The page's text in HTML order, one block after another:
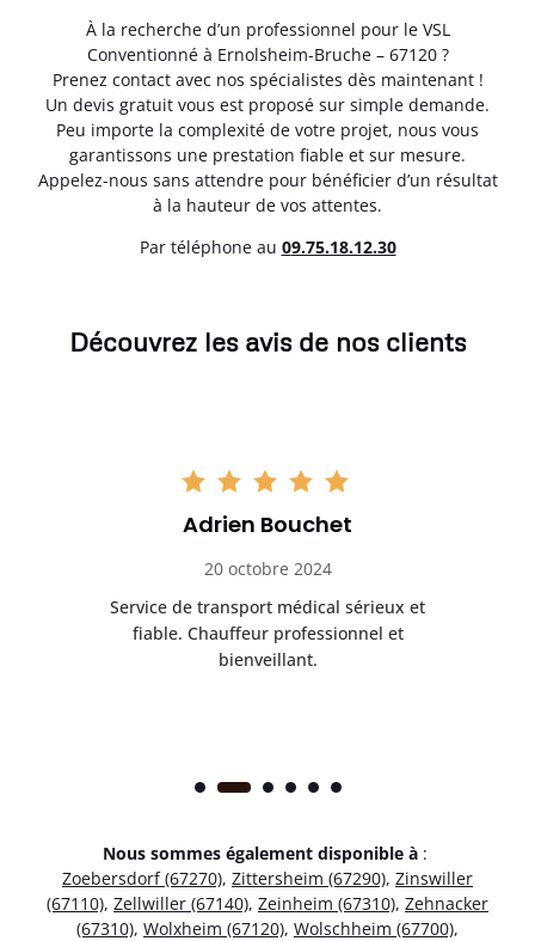
À la recherche d’un professionnel pour le VSL
Conventionné à Ernolsheim-Bruche – 67120 ?
Prenez contact avec nos spécialistes dès maintenant !
Un devis gratuit vous est proposé sur simple demande.
Peu importe la complexité de votre projet, nous vous
garantissons une prestation fiable et sur mesure.
Appelez-nous sans attendre pour bénéficier d’un résultat
à la hauteur de vos attentes.
Par téléphone au 09.75.18.12.30
Découvrez les avis de nos clients
Adrien Bouchet
20 octobre 2024
Service de transport médical sérieux et
fiable. Chauffeur professionnel et
bienveillant.
Nous sommes également disponible à :
Zoebersdorf (67270), Zittersheim (67290), Zinswiller
(67110), Zellwiller (67140), Zeinheim (67310), Zehnacker
(67310), Wolxheim (67120), Wolschheim (67700),